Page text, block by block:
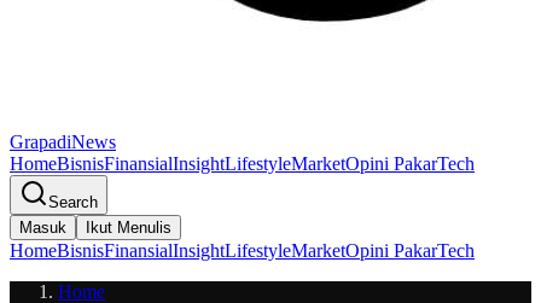
GrapadiNews
HomeBisnisFinansialInsightLifestyleMarketOpini PakarTech
Search
Masuk
Ikut Menulis
HomeBisnisFinansialInsightLifestyleMarketOpini PakarTech
Home